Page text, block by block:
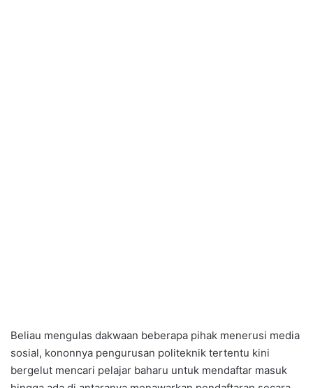
Beliau mengulas dakwaan beberapa pihak menerusi media
sosial, kononnya pengurusan politeknik tertentu kini
bergelut mencari pelajar baharu untuk mendaftar masuk